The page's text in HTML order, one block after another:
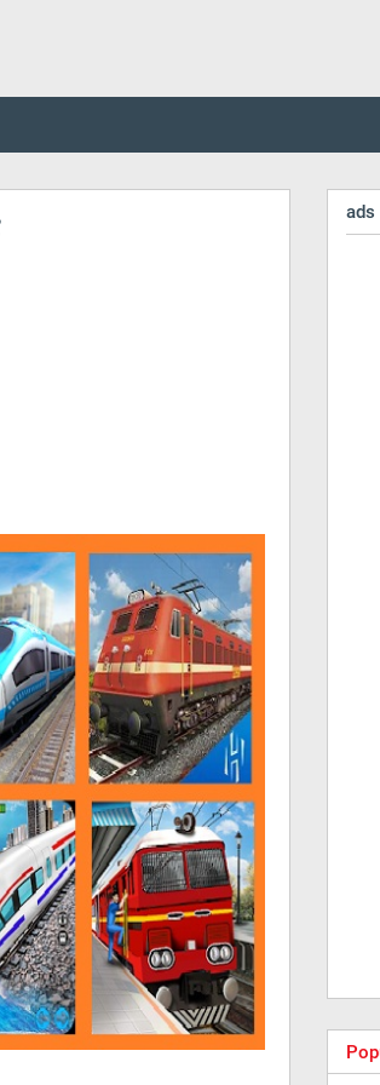
ads